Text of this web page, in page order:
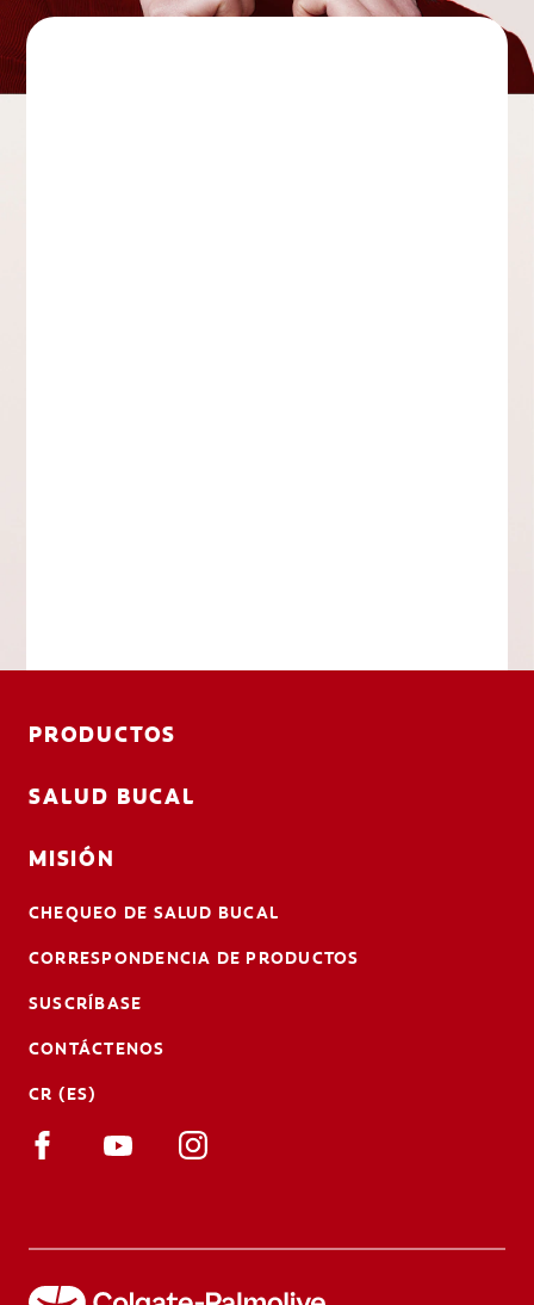
PRODUCTOS
SALUD BUCAL
MISIÓN
CHEQUEO DE SALUD BUCAL
CORRESPONDENCIA DE PRODUCTOS
SUSCRÍBASE
CONTÁCTENOS
CR (ES)